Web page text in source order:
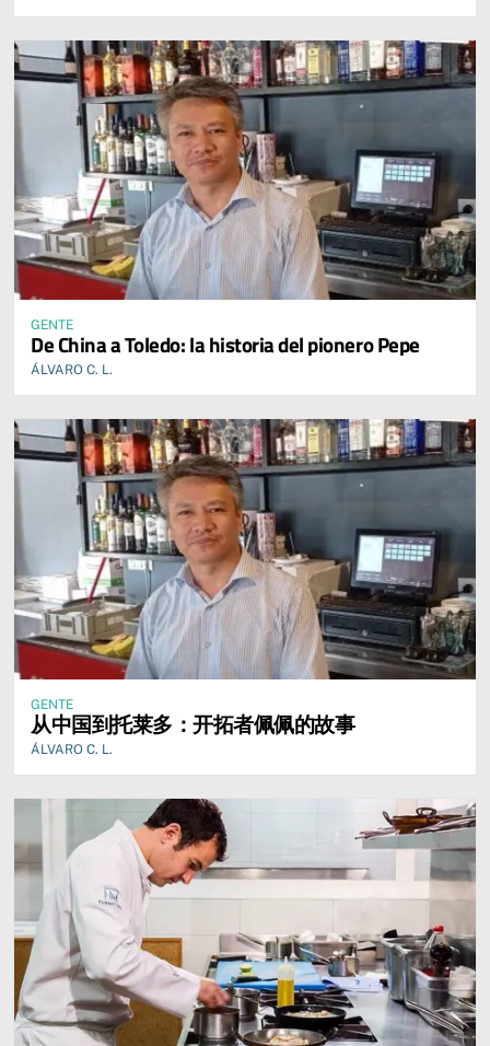
GENTE
De China a Toledo: la historia del pionero Pepe
ÁLVARO C. L.
GENTE
从中国到托莱多：开拓者佩佩的故事
ÁLVARO C. L.